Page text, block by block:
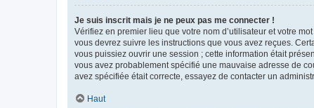
Je suis inscrit mais je ne peux pas me connecter !
Vérifiez en premier lieu que votre nom d’utilisateur et votre
vous devrez suivre les instructions que vous avez reçues.
vous puissiez ouvrir une session ; cette information était
vous avez probablement spécifié une mauvaise adresse de
avez spécifiée était correcte, essayez de contacter un
Haut